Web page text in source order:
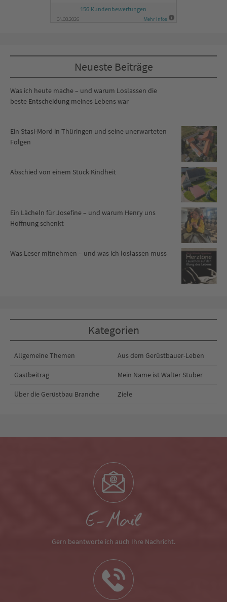
Neueste Beiträge
Was ich heute mache – und warum Loslassen die
beste Entscheidung meines Lebens war
Ein Stasi-Mord in Thüringen und seine unerwarteten
Folgen
Abschied von einem Stück Kindheit
Ein Lächeln für Josefine – und warum Henry uns
Hoffnung schenkt
Was Leser mitnehmen – und was ich loslassen muss
Kategorien
Allgemeine Themen Aus dem Gerüstbauer-Leben
Gastbeitrag Mein Name ist Walter Stuber
Über die Gerüstbau Branche Ziele
E-Mail
Gern beantworte ich auch Ihre Nachricht.